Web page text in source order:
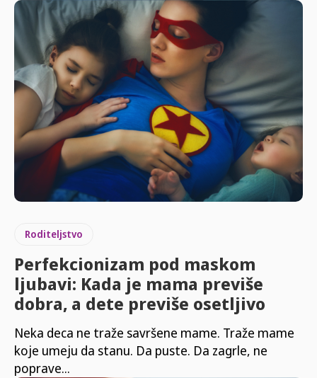
Roditeljstvo
Perfekcionizam pod maskom
ljubavi: Kada je mama previše
dobra, a dete previše osetljivo
Neka deca ne traže savršene mame. Traže mame
koje umeju da stanu. Da puste. Da zagrle, ne
poprave...